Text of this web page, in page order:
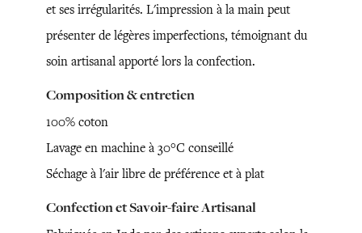
et ses irrégularités. L'impression à la main peut
présenter de légères imperfections, témoignant du
soin artisanal apporté lors la confection.
Composition & entretien
100% coton
Lavage en machine à 30°C conseillé
Séchage à l'air libre de préférence et à plat
Confection et Savoir-faire Artisanal